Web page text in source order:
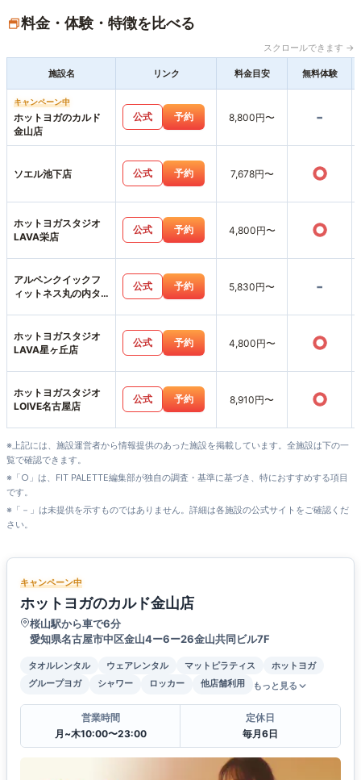
料金・体験・特徴を比べる
スクロールできます →
施設名 リンク 料金目安 無料体験
キャンペーン中
ホットヨガのカルド
金山店
公式 予約 8,800円〜 -
ソエル池下店 公式 予約 7,678円〜 ○
ホットヨガスタジオ
LAVA栄店
公式 予約 4,800円〜 ○
アルペンクイックフ
ィットネス丸の内タ
公式 予約 5,830円〜 -
ホットヨガスタジオ
LAVA星ヶ丘店
公式 予約 4,800円〜 ○
ホットヨガスタジオ
LOIVE名古屋店
公式 予約 8,910円〜 ○
※上記には、施設運営者から情報提供のあった施設を掲載しています。全施設は下の一
覧で確認できます。
※「○」は、FIT PALETTE編集部が独自の調査・基準に基づき、特におすすめする項目
です。
※「－」は未提供を示すものではありません。詳細は各施設の公式サイトをご確認くだ
さい。
キャンペーン中
ホットヨガのカルド金山店
桜山駅から車で6分
愛知県名古屋市中区金山4ー6ー26金山共同ビル7F
タオルレンタル ウェアレンタル マットピラティス
ホットヨガ
グループヨガ
シャワー ロッカー 他店舗利用 もっと見る
営業時間
月~木10:00〜23:00
定休日
毎月6日